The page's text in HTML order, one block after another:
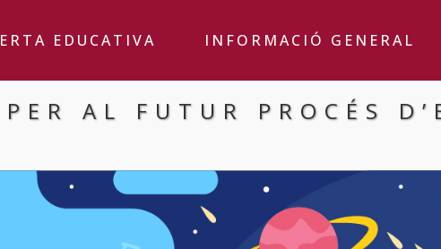
EDUCATIVA INFORMACIÓ GENERAL
AL FUTUR PROCÉS